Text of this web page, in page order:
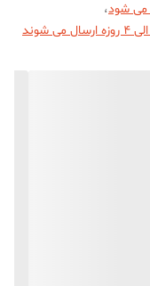
می شود،